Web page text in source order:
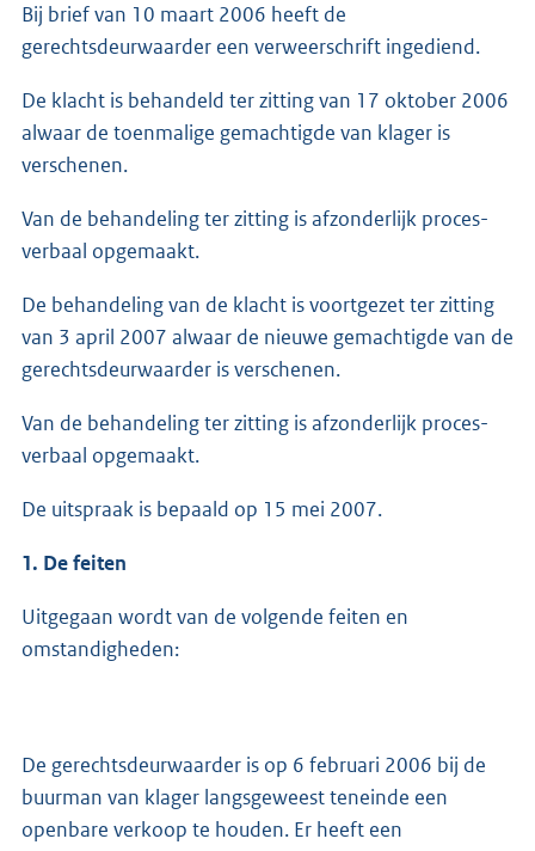
Bij brief van 10 maart 2006 heeft de
gerechtsdeurwaarder een verweerschrift ingediend.
De klacht is behandeld ter zitting van 17 oktober 2006
alwaar de toenmalige gemachtigde van klager is
verschenen.
Van de behandeling ter zitting is afzonderlijk proces-
verbaal opgemaakt.
De behandeling van de klacht is voortgezet ter zitting
van 3 april 2007 alwaar de nieuwe gemachtigde van de
gerechtsdeurwaarder is verschenen.
Van de behandeling ter zitting is afzonderlijk proces-
verbaal opgemaakt.
De uitspraak is bepaald op 15 mei 2007.
1. De feiten
Uitgegaan wordt van de volgende feiten en
omstandigheden:
De gerechtsdeurwaarder is op 6 februari 2006 bij de
buurman van klager langsgeweest teneinde een
openbare verkoop te houden. Er heeft een